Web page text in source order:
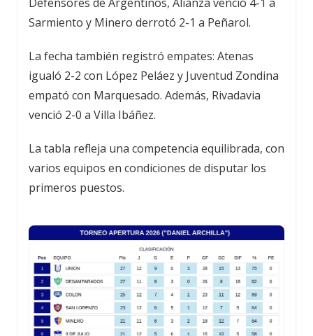
Sarmiento y Minero derrotó 2-1 a Peñarol.
La fecha también registró empates: Atenas
igualó 2-2 con López Peláez y Juventud Zondina
empató con Marquesado. Además, Rivadavia
venció 2-0 a Villa Ibáñez.
La tabla refleja una competencia equilibrada, con
varios equipos en condiciones de disputar los
primeros puestos.